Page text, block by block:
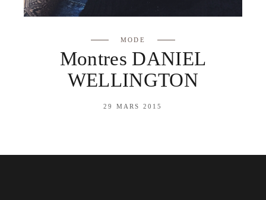
MODE
Montres DANIEL
WELLINGTON
29 MARS 2015